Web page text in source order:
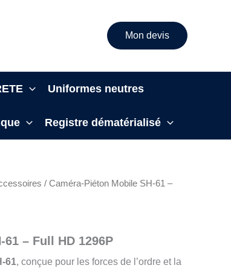
Mon devis
Uniformes neutres
Registre dématérialisé
/ Caméra-Piéton Mobile SH‑61 –
– Full HD 1296P
, conçue pour les forces de l’ordre et la